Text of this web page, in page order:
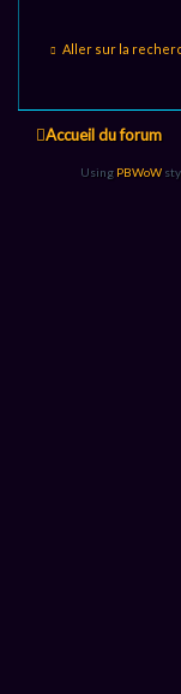
Aller sur la
Accueil du forum
Using PBWoW